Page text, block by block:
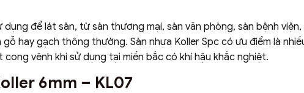
dụng để lát sàn, từ sàn thương mại, sàn văn phòng, sàn bệnh
hay gạch thông thường. Sàn nhựa Koller Spc có ưu điểm là
vênh khi sử dụng tại miền bắc có khí hậu khắc nghiệt.
6mm – KL07